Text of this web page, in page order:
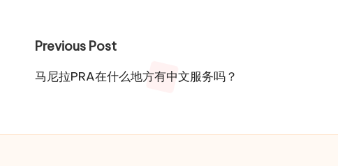
Post
navigation
Previous Post
马尼拉PRA在什么地方有中文服务吗？